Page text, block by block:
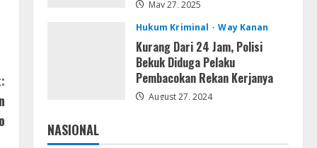
x64] Reddit
August 7, 2026
May 27, 2025
Hukum Kriminal
Way Kanan
Kurang Dari 24 Jam, Polisi
Bekuk Diduga Pelaku
Pembacokan Rekan Kerjanya
August 27, 2024
NASIONAL
Jakarta